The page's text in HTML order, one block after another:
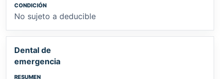
No sujeto a deducible
Dental de
emergencia